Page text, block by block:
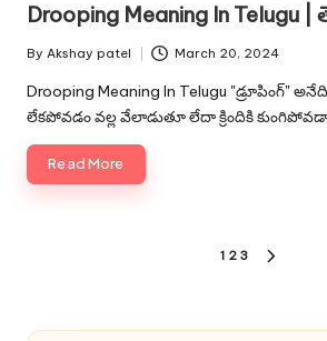
Drooping Meaning In Telugu |
Posted
by
By Akshay patel March 20, 2024
Drooping Meaning In Telugu "డ్రూపింగ్"
లేకపోవడం వల్ల వేలాడుతూ లేదా క్రిందికి
Read More
1 2 3